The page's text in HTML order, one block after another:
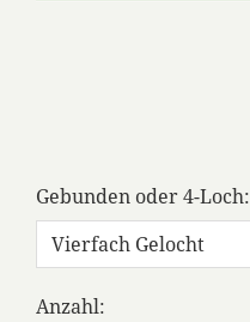
Gebunden oder 4-Loch:
Anzahl: